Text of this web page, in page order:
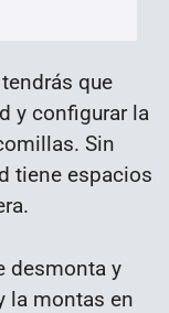
que
y configurar la
Sin
tiene espacios
desmonta y
la montas en